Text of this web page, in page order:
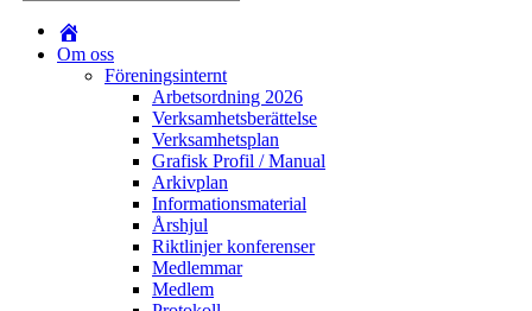
Om oss
Föreningsinternt
Arbetsordning 2026
Verksamhetsberättelse
Verksamhetsplan
Grafisk Profil / Manual
Arkivplan
Informationsmaterial
Årshjul
Riktlinjer konferenser
Medlemmar
Medlem